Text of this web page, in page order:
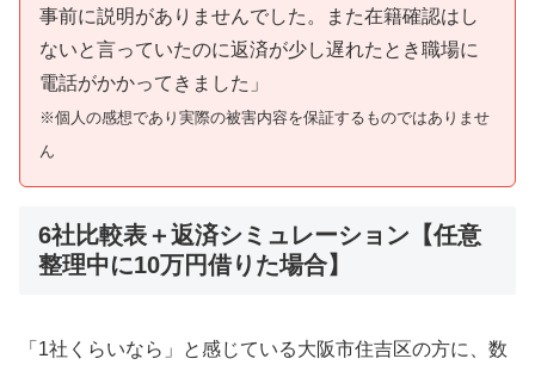
事前に説明がありませんでした。また在籍確認はし
ないと言っていたのに返済が少し遅れたとき職場に
電話がかかってきました」
※個人の感想であり実際の被害内容を保証するものではありませ
ん
6社比較表＋返済シミュレーション【任意
整理中に10万円借りた場合】
「1社くらいなら」と感じている大阪市住吉区の方に、数